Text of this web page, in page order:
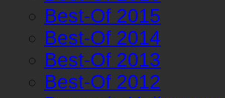
Best-Of 2015
Best-Of 2014
Best-Of 2013
Best-Of 2012